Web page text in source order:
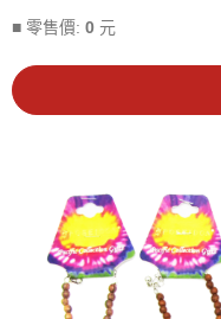
■ 零售價: 0 元